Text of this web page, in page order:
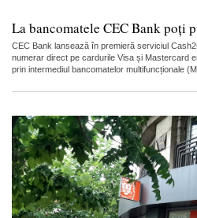
La bancomatele CEC Bank poți
CEC Bank lansează în premieră serviciul
numerar direct pe cardurile Visa și Mastercard
prin intermediul bancomatelor multifuncționale